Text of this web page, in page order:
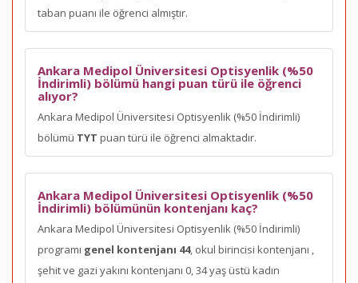
taban puanı ile öğrenci almıştır.
Ankara Medipol Üniversitesi Optisyenlik (%50
İndirimli) bölümü hangi puan türü ile öğrenci
alıyor?
Ankara Medipol Üniversitesi Optisyenlik (%50 İndirimli)
bölümü TYT puan türü ile öğrenci almaktadır.
Ankara Medipol Üniversitesi Optisyenlik (%50
İndirimli) bölümünün kontenjanı kaç?
Ankara Medipol Üniversitesi Optisyenlik (%50 İndirimli)
programı genel kontenjanı 44, okul birincisi kontenjanı ,
şehit ve gazi yakını kontenjanı 0, 34 yaş üstü kadın